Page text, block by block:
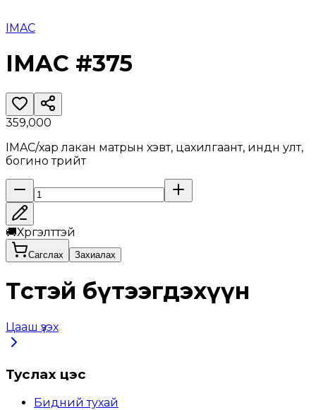
IMAC
IMAC #375
359,000
IMAC/хар лакан матрын хэвт, цахилгаант, индүүн улт,
богино түрийт
🚚Хүргэлттэй
Сагслах Захиалах
Төстэй бүтээгдэхүүн
Цааш үзэх
Туслах цэс
Бидний тухай